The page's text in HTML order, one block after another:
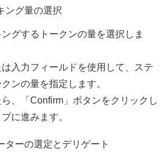
ング量の選択
グするトークンの量を選択しま
入力フィールドを使用して、ステ
ンの量を指定します。
、「Confirm」ボタンをクリックし
に進みます。
ターの選定とデリゲート